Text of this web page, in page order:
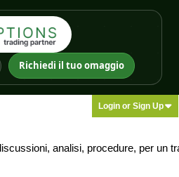
Richiedi il tuo omaggio
Login or Sign Up
analisi, procedure, per un